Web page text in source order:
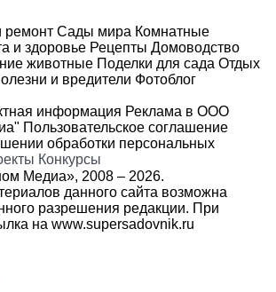
ремонт Сады мира Комнатные
и здоровье Рецепты Домоводство
животные Поделки для сада Отдых
и вредители Фотоблог
информация Реклама в ООО
Пользовательское соглашение
обработки персональных
Конкурсы
Медиа», 2008 – 2026.
данного сайта возможна
разрешения редакции. При
на www.supersadovnik.ru